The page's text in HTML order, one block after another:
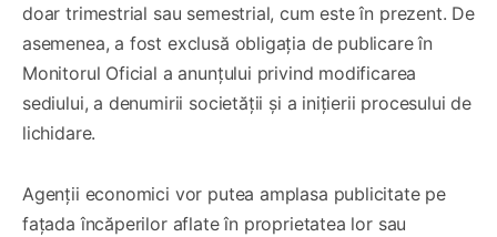
doar trimestrial sau semestrial, cum este în prezent. De
asemenea, a fost exclusă obligația de publicare în
Monitorul Oficial a anunțului privind modificarea
sediului, a denumirii societății și a inițierii procesului de
lichidare.
Agenții economici vor putea amplasa publicitate pe
fațada încăperilor aflate în proprietatea lor sau